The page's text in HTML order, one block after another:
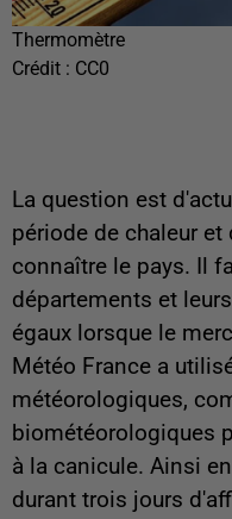
Thermomètre
Crédit : CC0
La question est
période de chaleur
connaître le pays. Il
départements et
égaux lorsque le
Météo France a
météorologiques,
biométéorologiques
à la canicule. Ainsi
durant trois jours